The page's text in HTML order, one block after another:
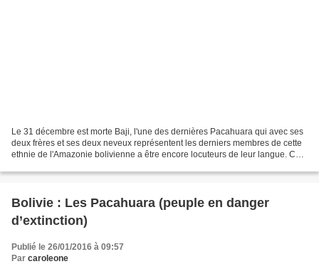
Le 31 décembre est morte Baji, l'une des dernières Pacahuara qui avec ses
deux frères et ses deux neveux représentent les derniers membres de cette
ethnie de l'Amazonie bolivienne a être encore locuteurs de leur langue. Ce
Bolivie : Les Pacahuara (peuple en danger
d’extinction)
Publié le 26/01/2016 à 09:57
Par caroleone